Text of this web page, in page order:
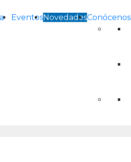
EventosNovedadesConócenos